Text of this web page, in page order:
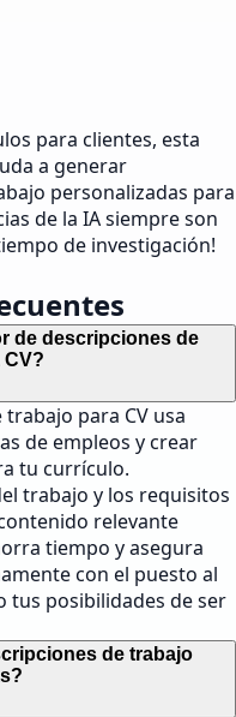
para clientes, esta
a generar
personalizadas para
de la IA siempre son
de investigación!
de descripciones de
CV?
para CV usa
de empleos y crear
tu currículo.
trabajo y los requisitos
relevante
tiempo y asegura
con el puesto al
tus posibilidades de ser
de trabajo